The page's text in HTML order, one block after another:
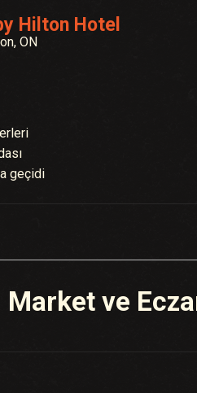
Hilton Hotel
ON
geçidi
Market ve